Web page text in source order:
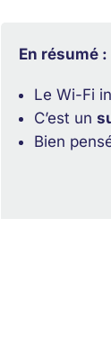
En résumé :
Le Wi-Fi
C’est un
Bien